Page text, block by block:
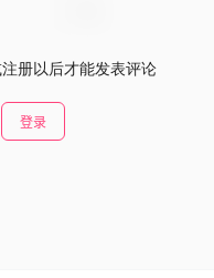
册以后才能发表评论
登录